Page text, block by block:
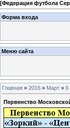
[Федерация футбола
Форма входа
Меню сайта
Главная » 2016 » Март » 6
Первенство